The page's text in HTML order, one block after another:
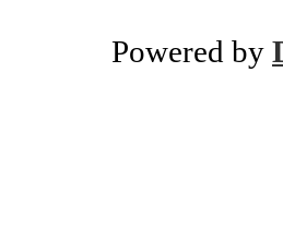
Powered by